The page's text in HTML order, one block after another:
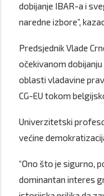
dobijanje IBAR-a i
naredne izbore”,
Predsjednik Vlade
očekivanom
oblasti vladavine
CG-EU tokom
Univerzitetski
većine
“Ono što je sigurno,
dominantan interes